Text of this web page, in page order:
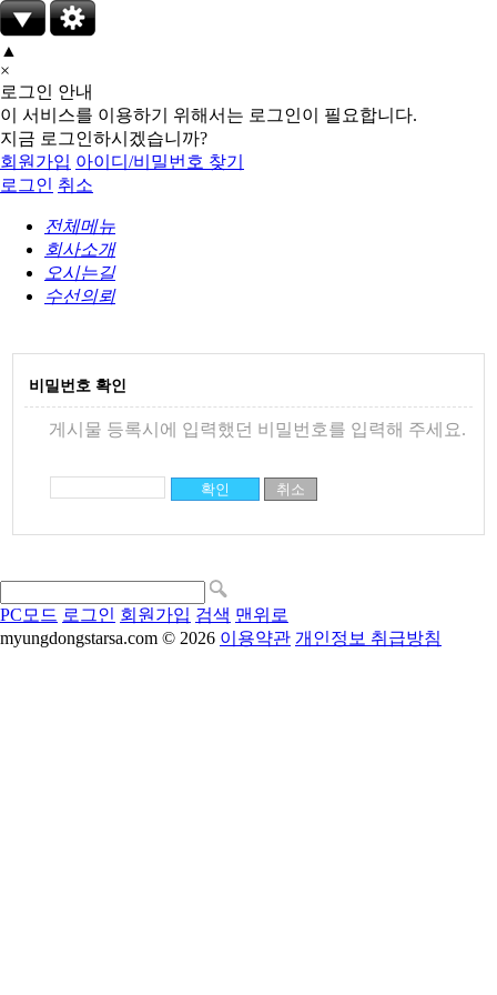
▲
×
로그인 안내
이 서비스를 이용하기 위해서는 로그인이 필요합니다.
지금 로그인하시겠습니까?
회원가입 아이디/비밀번호 찾기
로그인 취소
전체메뉴
회사소개
오시는길
수선의뢰
비밀번호 확인
게시물 등록시에 입력했던 비밀번호를 입력해 주세요.
PC모드 로그인 회원가입 검색 맨위로
myungdongstarsa.com © 2026 이용약관 개인정보 취급방침